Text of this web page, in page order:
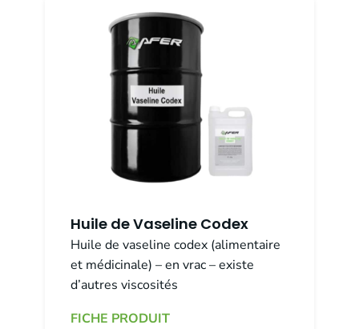
Huile de Vaseline Codex
Huile de vaseline codex (alimentaire
et médicinale) – en vrac – existe
d’autres viscosités
FICHE PRODUIT